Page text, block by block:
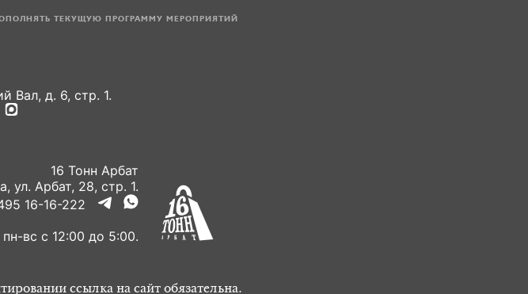
ТЕКУЩУЮ ПРОГРАММУ МЕРОПРИЯТИЙ
Вал, д. 6, стр. 1.
16 Тонн Арбат
ул. Арбат, 28, стр. 1.
16-16-222
пн-вс с 12:00 до 5:00.
ссылка на сайт обязательна.